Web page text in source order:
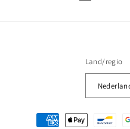
Land/regio
Betaalmethoden